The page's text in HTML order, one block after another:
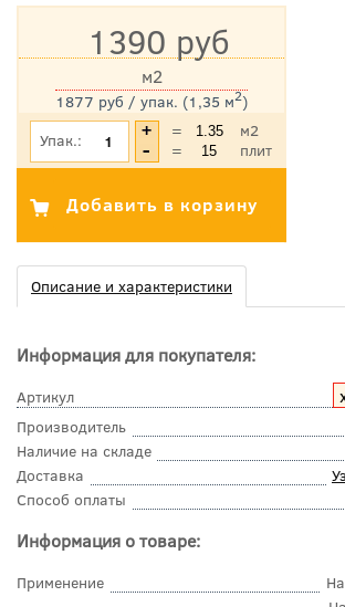
1390 руб
1877 руб / упак. (1,35 м2)
м2
*Цена указана с учетом НДС
Упак.: =
м2
=
плит
Описание и характеристики
Информация для покупателя:
Артикул
Производитель
Наличие на складе
Доставка
Способ оплаты
Информация о товаре:
Применение